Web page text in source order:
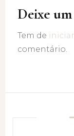
Deixe
Tem de
comentário.